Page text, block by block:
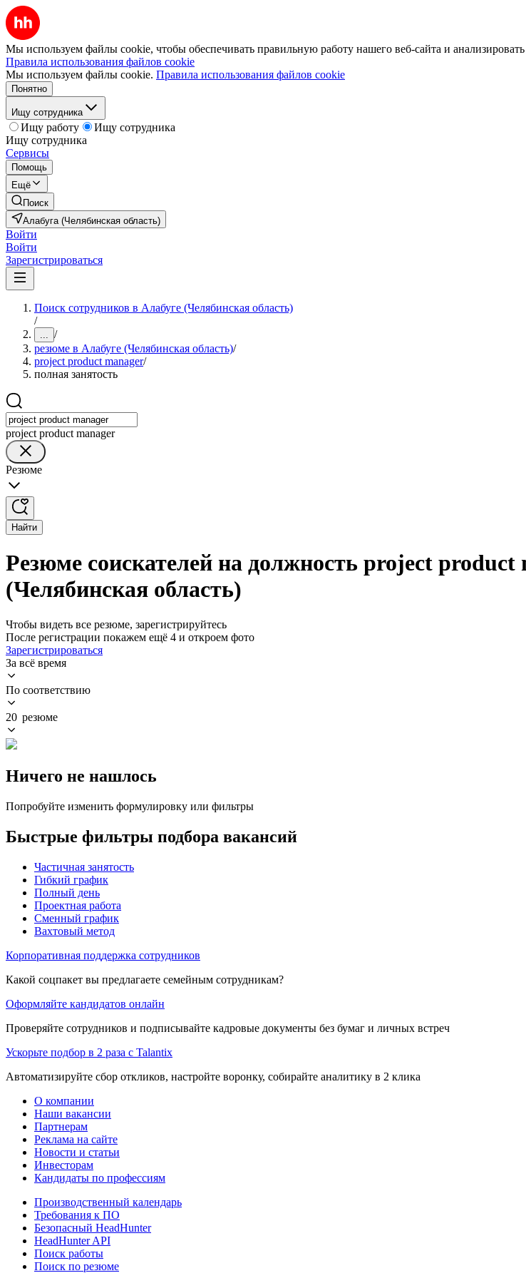
Мы используем файлы cookie, чтобы обеспечивать правильную работу нашего веб-сайта и анализировать
Правила использования файлов cookie
Мы используем файлы cookie. Правила использования файлов cookie
Понятно
Ищу сотрудника
Ищу работу
Ищу сотрудника
Ищу сотрудника
Сервисы
Помощь
Ещё
Поиск
Алабуга (Челябинская область)
Войти
Войти
Зарегистрироваться
Поиск сотрудников в Алабуге (Челябинская область)
/
... /
резюме в Алабуге (Челябинская область)/
project product manager/
полная занятость
project product manager
Резюме
Найти
Резюме соискателей на должность project product
(Челябинская область)
Чтобы видеть все резюме, зарегистрируйтесь
После регистрации покажем ещё 4 и откроем фото
Зарегистрироваться
За всё время
По соответствию
20 резюме
Ничего не нашлось
Попробуйте изменить формулировку или фильтры
Быстрые фильтры подбора вакансий
Частичная занятость
Гибкий график
Полный день
Проектная работа
Сменный график
Вахтовый метод
Корпоративная поддержка сотрудников
Какой соцпакет вы предлагаете семейным сотрудникам?
Оформляйте кандидатов онлайн
Проверяйте сотрудников и подписывайте кадровые документы без бумаг и личных встреч
Ускорьте подбор в 2 раза с Talantix
Автоматизируйте сбор откликов, настройте воронку, собирайте аналитику в 2 клика
О компании
Наши вакансии
Партнерам
Реклама на сайте
Новости и статьи
Инвесторам
Кандидаты по профессиям
Производственный календарь
Требования к ПО
Безопасный HeadHunter
HeadHunter API
Поиск работы
Поиск по резюме